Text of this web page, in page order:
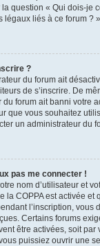
la question « Qui dois-je
légaux liés à ce forum ?
?
du forum ait
de s’inscrire. De
du forum ait banni votre
que vous souhaitez
un administrateur du
pas me connecter !
nom d’utilisateur et
la COPPA est activée et
l’inscription, vous
Certains forums
être activées, soit par
puissiez ouvrir une